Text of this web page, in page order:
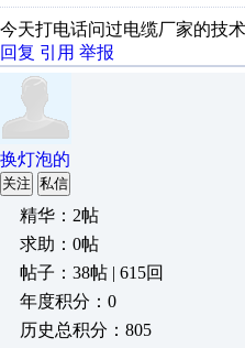
今天打电话问过电缆厂家的技
回复 引用 举报
换灯泡的
关注 私信
精华：2帖
求助：0帖
帖子：38帖 | 615回
年度积分：0
历史总积分：805